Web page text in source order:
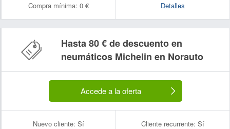
Compra mínima: 0 € Detalles
Hasta 80 € de descuento en
neumáticos Michelin en Norauto
Accede a la oferta
Nuevo cliente: Sí Cliente recurrente: Sí